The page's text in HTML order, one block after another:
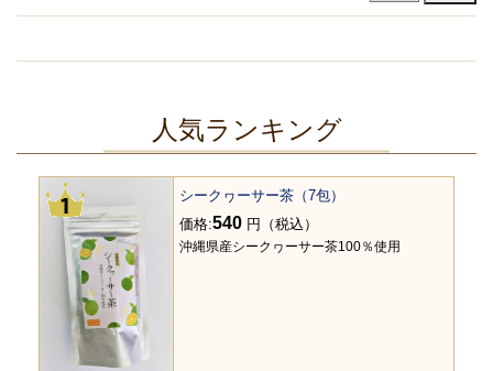
人気ランキング
シークヮーサー茶（7包）
価格:540 円（税込）
沖縄県産シークヮーサー茶100％使用